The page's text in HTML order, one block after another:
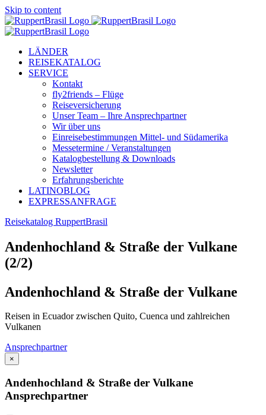
Skip to content
LÄNDER
REISEKATALOG
SERVICE
Kontakt
fly2friends – Flüge
Reiseversicherung
Unser Team – Ihre Ansprechpartner
Wir über uns
Einreisebestimmungen Mittel- und Südamerika
Messetermine / Veranstaltungen
Katalogbestellung & Downloads
Newsletter
Erfahrungsberichte
LATINOBLOG
EXPRESSANFRAGE
Reisekatalog RuppertBrasil
Andenhochland & Straße der Vulkane
(2/2)
Andenhochland & Straße der Vulkane
Reisen in Ecuador zwischen Quito, Cuenca und zahlreichen
Vulkanen
Ansprechpartner
×
Andenhochland & Straße der Vulkane
Ansprechpartner